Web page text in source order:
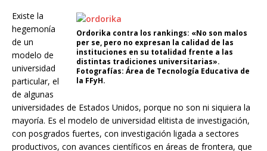
Ordorika contra los rankings: «No son malos
per se, pero no expresan la calidad de las
instituciones en su totalidad frente a las
distintas tradiciones universitarias».
Fotografías: Área de Tecnología Educativa de
la FFyH.
Existe la
hegemonía
de un
modelo de
universidad
particular, el
de algunas
universidades de Estados Unidos, porque no son ni siquiera la
mayoría. Es el modelo de universidad elitista de investigación,
con posgrados fuertes, con investigación ligada a sectores
productivos, con avances científicos en áreas de frontera, que